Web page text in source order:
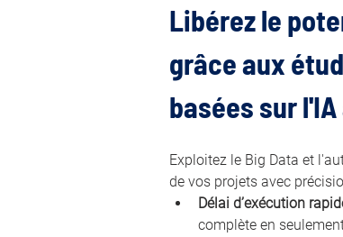
Libérez le
grâce aux
basées sur l'IA
Exploitez le Big Data et
de vos projets avec
Délai d’exécution
complète en